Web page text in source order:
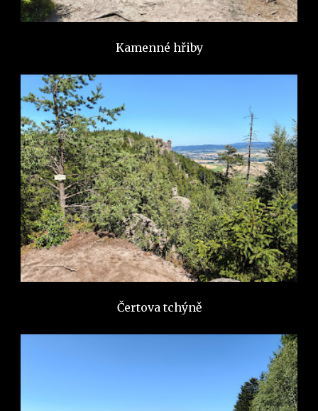
Kamenné hřiby
Čertova tchýně